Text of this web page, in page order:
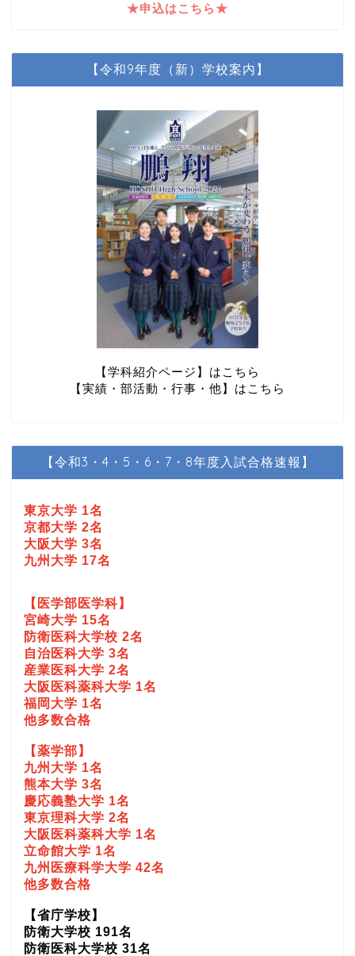
★申込はこちら★
【令和9年度（新）学校案内】
【学科紹介ページ】はこちら
【実績・部活動・行事・他】はこちら
【令和3・4・5・6・7・8年度入試合格速報】
東京大学 1名
京都大学 2名
大阪大学 3名
九州大学 17名
【医学部医学科】
宮崎大学 15名
防衛医科大学校 2名
自治医科大学 3名
産業医科大学 2名
大阪医科薬科大学 1名
福岡大学 1名
他多数合格
【薬学部】
九州大学 1名
熊本大学 3名
慶応義塾大学 1名
東京理科大学 2名
大阪医科薬科大学 1名
立命館大学 1名
九州医療科学大学 42名
他多数合格
【省庁学校】
防衛大学校 191名
防衛医科大学校 31名